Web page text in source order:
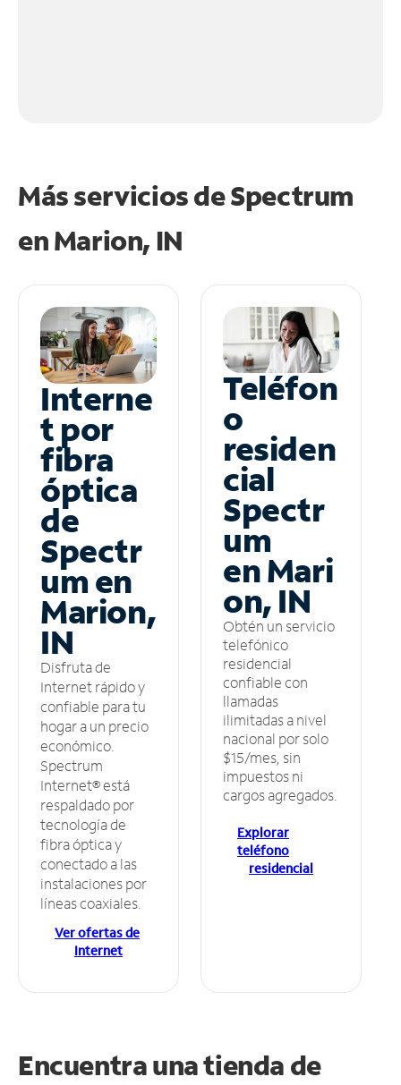
Más servicios de Spectrum
enMarion, IN
Interne
t por
fibra
óptica
de
Spectr
um en
Marion,
IN
Disfruta de
Internet rápido y
confiable para tu
hogar a un precio
económico.
Spectrum
Internet® está
respaldado por
tecnología de
fibra óptica y
conectado a las
instalaciones por
líneas coaxiales.
Ver ofertas de
Internet
Teléfon
o
residen
cial
Spectr
um
en Mari
on, IN
Obtén un servicio
telefónico
residencial
confiable con
llamadas
ilimitadas a nivel
nacional por solo
$15/mes, sin
impuestos ni
cargos agregados.
Explorar
teléfono
residencial
Encuentra una tienda de